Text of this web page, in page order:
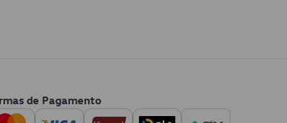
de Pagamento